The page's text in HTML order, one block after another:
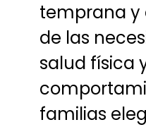
temprana
de las
salud física
familias